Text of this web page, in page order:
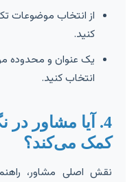
از انتخاب موضوعات
کنید.
یک عنوان و محدوده
انتخاب کنید.
4. آیا مشاور
کمک می‌کند؟
نقش اصلی مشاور،